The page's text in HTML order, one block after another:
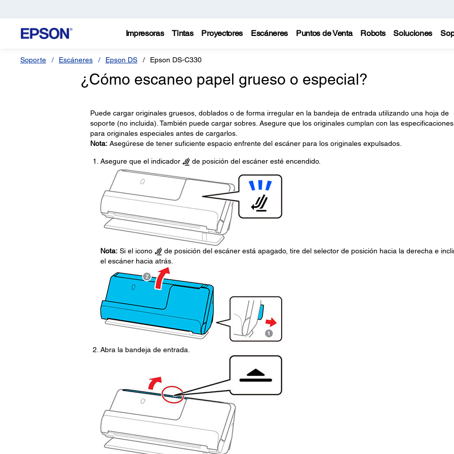
Impresoras Tintas Proyectores Escáneres Puntos de Venta Robots Soluciones
Soporte Escáneres Epson DS Epson DS-C330
¿Cómo escaneo papel grueso o especial?
Puede cargar originales gruesos, doblados o de forma irregular en la bandeja de entrada utilizando una hoja de
soporte (no incluida). También puede cargar sobres. Asegure que los originales cumplan con las especificaciones
para originales especiales antes de cargarlos.
Nota:Asegúrese de tener suficiente espacio enfrente del escáner para los originales expulsados.
Asegure que el indicador de posición del escáner esté encendido.
Nota:Si el icono
de posición del escáner está apagado, tire del selector de posición hacia la derecha e
el escáner hacia atrás.
Abra la bandeja de entrada.